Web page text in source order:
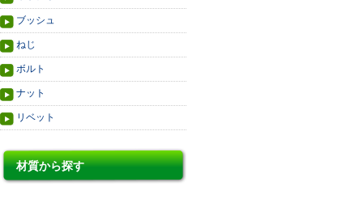
ブッシュ
ねじ
ボルト
ナット
リベット
材質から探す